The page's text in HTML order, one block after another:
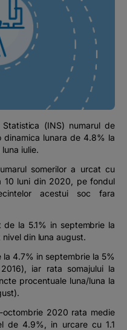
(INS) numarul de
dinamica lunara de 4.8% la
iulie.
somerilor a urcat cu
10 luni din 2020, pe fondul
acestui soc fara
de la 5.1% in septembrie la
din luna august.
la 4.7% in septembrie la 5%
iar rata somajului la
procentuale luna/luna la
octombrie 2020 rata medie
de 4.9%, in urcare cu 1.1